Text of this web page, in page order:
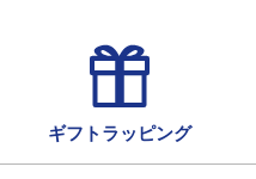
ギフトラッピング